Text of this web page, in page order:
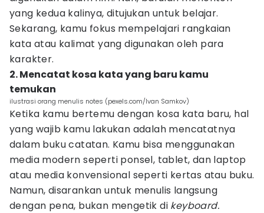
yang kedua kalinya, ditujukan untuk belajar.
Sekarang, kamu fokus mempelajari rangkaian
kata atau kalimat yang digunakan oleh para
karakter.
2. Mencatat kosa kata yang baru kamu
temukan
ilustrasi orang menulis notes (pexels.com/Ivan Samkov)
Ketika kamu bertemu dengan kosa kata baru, hal
yang wajib kamu lakukan adalah mencatatnya
dalam buku catatan. Kamu bisa menggunakan
media modern seperti ponsel, tablet, dan laptop
atau media konvensional seperti kertas atau buku.
Namun, disarankan untuk menulis langsung
dengan pena, bukan mengetik di keyboard.